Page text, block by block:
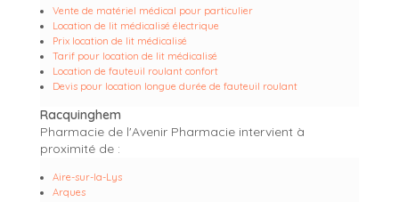
Vente de matériel médical pour particulier
Location de lit médicalisé électrique
Prix location de lit médicalisé
Tarif pour location de lit médicalisé
Location de fauteuil roulant confort
Devis pour location longue durée de fauteuil roulant
Racquinghem
Pharmacie de l'Avenir Pharmacie intervient à
proximité de :
Aire-sur-la-Lys
Arques